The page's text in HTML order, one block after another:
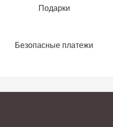
Подарки
Безопасные платежи